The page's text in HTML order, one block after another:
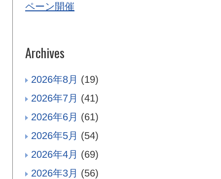
ペーン開催
Archives
2026年8月 (19)
2026年7月 (41)
2026年6月 (61)
2026年5月 (54)
2026年4月 (69)
2026年3月 (56)